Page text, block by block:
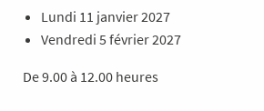
Lundi 11 janvier 2027
Vendredi 5 février 2027
De 9.00 à 12.00 heures